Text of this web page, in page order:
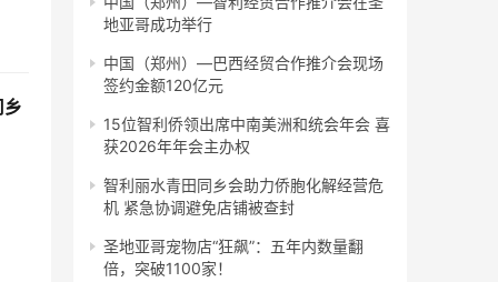
地亚哥成功举行
中国（郑州）—巴西经贸合作推介会现场
签约金额120亿元
15位智利侨领出席中南美洲和统会年会 喜
获2026年年会主办权
智利丽水青田同乡会助力侨胞化解经营危
机 紧急协调避免店铺被查封
圣地亚哥宠物店“狂飙”：五年内数量翻
倍，突破1100家！